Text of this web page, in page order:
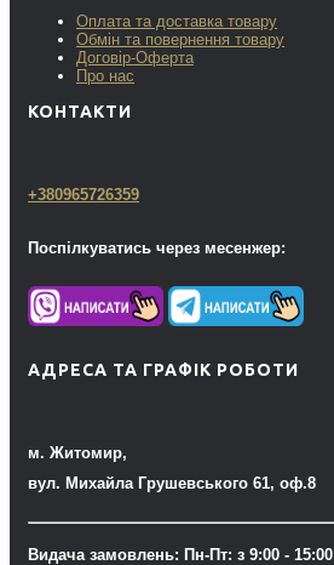
Оплата та доставка товару
Обмін та повернення товару
Договір-Оферта
Про нас
КОНТАКТИ
+380965726359
Поспілкуватись через месенжер:
АДРЕСА ТА ГРАФІК РОБОТИ
м. Житомир,
вул. Михайла Грушевського 61, оф.8
Видача замовлень: Пн-Пт: з 9:00 - 15:00